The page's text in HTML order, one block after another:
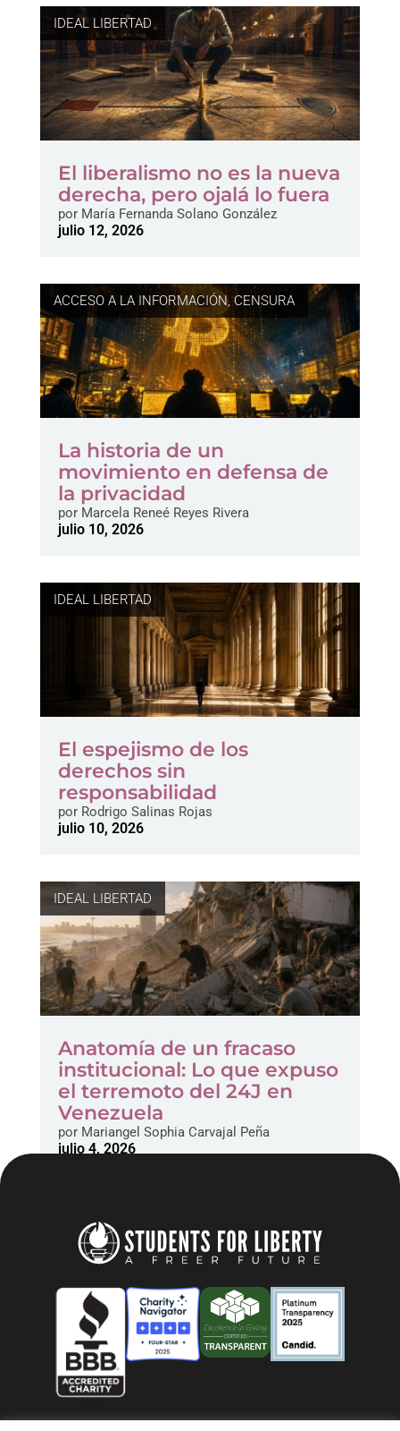
IDEAL LIBERTAD
El liberalismo no es la nueva
derecha, pero ojalá lo fuera
porMaría Fernanda Solano González
julio 12, 2026
ACCESO A LA INFORMACIÓN,CENSURA
La historia de un
movimiento en defensa de
la privacidad
porMarcela Reneé Reyes Rivera
julio 10, 2026
IDEAL LIBERTAD
El espejismo de los
derechos sin
responsabilidad
porRodrigo Salinas Rojas
julio 10, 2026
IDEAL LIBERTAD
Anatomía de un fracaso
institucional: Lo que expuso
el terremoto del 24J en
Venezuela
porMariangel Sophia Carvajal Peña
julio 4, 2026